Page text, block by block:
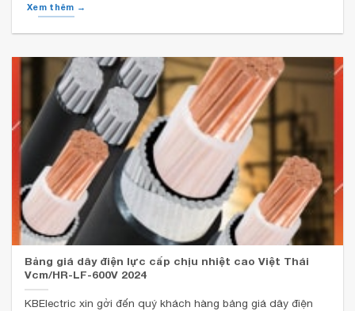
Xem thêm →
Bảng giá dây điện lực cấp chịu nhiệt cao Việt Thái
Vcm/HR-LF-600V 2024
KBElectric xin gởi đến quý khách hàng bảng giá dây điện